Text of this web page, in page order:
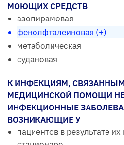
МОЮЩИХ СРЕДСТВ
азопирамовая
фенолфталеиновая (+)
метаболическая
судановая
К ИНФЕКЦИЯМ,
МЕДИЦИНСКОЙ ПОМОЩИ
ИНФЕКЦИОННЫЕ
ВОЗНИКАЮЩИЕ У
пациентов в результате